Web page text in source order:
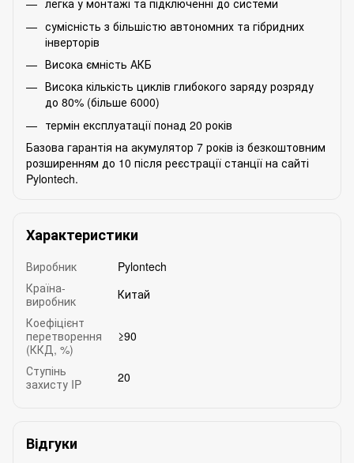
легка у монтажі та підключенні до системи
сумісність з більшістю автономних та гібридних
інверторів
Висока ємність АКБ
Висока кількість циклів глибокого заряду розряду
до 80% (більше 6000)
термін експлуатації понад 20 років
Базова гарантія на акумулятор 7 років із безкоштовним
розширенням до 10 після реєстрації станції на сайті
Pylontech.
Характеристики
Виробник
Pylontech
Країна-
виробник
Китай
Коефіцієнт
перетворення
(ККД, %)
≥90
Ступінь
захисту IP
20
Відгуки